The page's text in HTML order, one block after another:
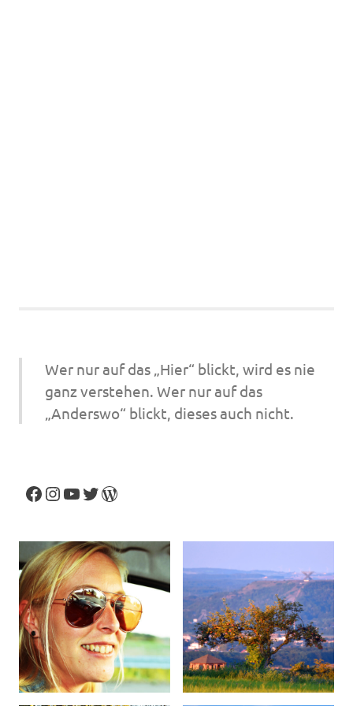
Wer nur auf das „Hier“ blickt, wird es nie
ganz verstehen. Wer nur auf das
„Anderswo“ blickt, dieses auch nicht.
Facebook
Instagram
YouTube
Twitter
WordPress